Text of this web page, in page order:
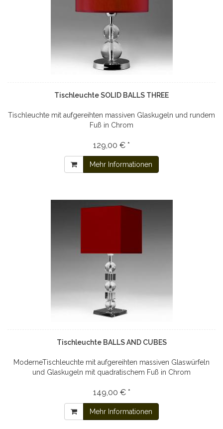
Tischleuchte SOLID BALLS THREE
Tischleuchte mit aufgereihten massiven Glaskugeln und rundem
Fuß in Chrom
129,00 € *
Mehr Informationen
Tischleuchte BALLS AND CUBES
ModerneTischleuchte mit aufgereihten massiven Glaswürfeln
und Glaskugeln mit quadratischem Fuß in Chrom
149,00 € *
Mehr Informationen